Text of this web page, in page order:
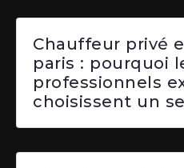
Chauffeur privé
paris : pourquoi
professionnels
choisissent un